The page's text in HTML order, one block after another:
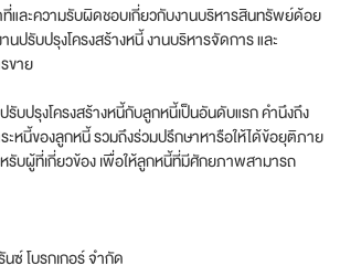
และความรับผิดชอบเกี่ยวกับงานบริหารสินทรัพย์ด้อย
ปรับปรุงโครงสร้างหนี้ งานบริหารจัดการ และ
ขาย
ปรับปรุงโครงสร้างหนี้กับลูกหนี้เป็นอันดับแรก คำนึงถึง
ะหนี้ของลูกหนี้ รวมถึงร่วมปรึกษาหารือให้ได้ข้อยุติภาย
หรับผู้ที่เกี่ยวข้อง เพื่อให้ลูกหนี้ที่มีศักยภาพสามารถ
ซ์ โบรกเกอร์ จำกัด